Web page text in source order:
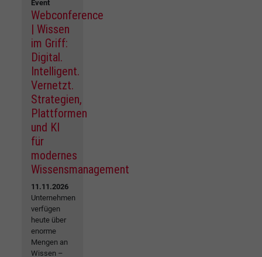
Event
Webconference
| Wissen
im Griff:
Digital.
Intelligent.
Vernetzt.
Strategien,
Plattformen
und KI
für
modernes
Wissensmanagement
11.11.2026
Unternehmen
verfügen
heute über
enorme
Mengen an
Wissen –